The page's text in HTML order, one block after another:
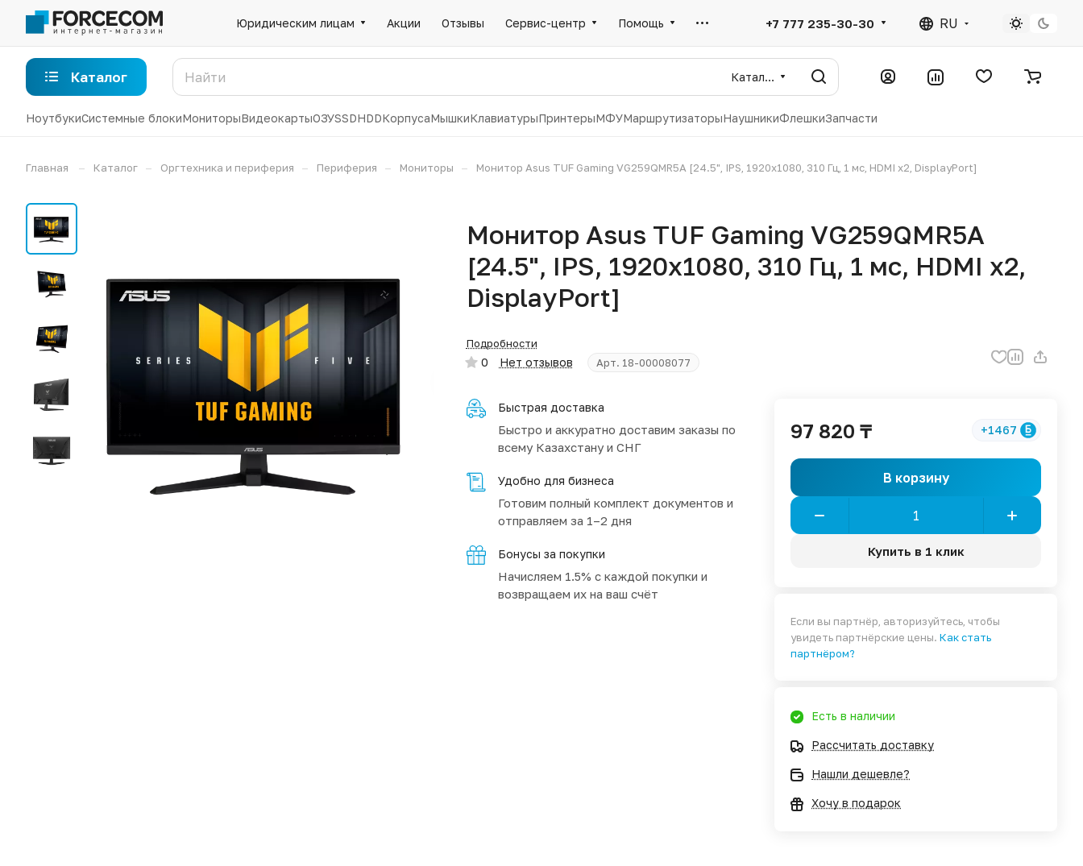
Юридическим лицам Акции Отзывы Сервис-центр Помощь +7 777 235-30-30 RU
Каталог Каталог
НоутбукиСистемные блокиМониторыВидеокартыОЗУSSDHDDКорпусаМышкиКлавиатурыПринтерыМФУМаршрутизаторыНаушникиФлешкиЗапчасти
Главная – Каталог – Оргтехника и периферия – Периферия – Мониторы – Монитор Asus TUF Gaming VG259QMR5A [24.5", IPS, 1920x1080, 310 Гц, 1 мс, HDMI x2, DisplayPort]
Монитор Asus TUF Gaming VG259QMR5A
[24.5", IPS, 1920x1080, 310 Гц, 1 мс, HDMI x2,
DisplayPort]
Подробности
0 Нет отзывов Арт. 18-00008077
Быстрая доставка
Быстро и аккуратно доставим заказы по
всему Казахстану и СНГ
Удобно для бизнеса
Готовим полный комплект документов и
отправляем за 1–2 дня
Бонусы за покупки
Начисляем 1.5% с каждой покупки и
возвращаем их на ваш счёт
97 820 ₸ +1467
В корзину
Купить в 1 клик
Если вы партнёр, авторизуйтесь, чтобы
увидеть партнёрские цены.Как стать
партнёром?
Есть в наличии
Рассчитать доставку
Нашли дешевле?
Хочу в подарок